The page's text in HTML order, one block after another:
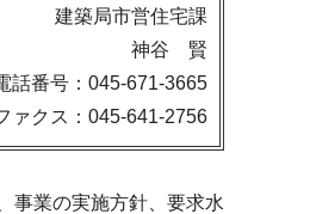
建築局市営住宅課
神谷 賢
話番号：045-671-3665
ァクス：045-641-2756
事業の実施方針、要求水